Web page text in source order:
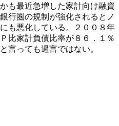
も最近急増した家計向け融資
行圏の規制が強化されるとノ
も悪化している。２００８年
比家計負債比率が８６．１％
言っても過言ではない。